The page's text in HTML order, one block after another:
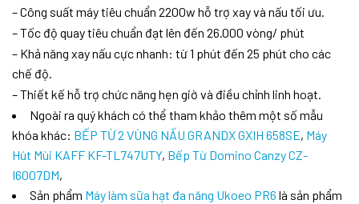
– Công suất máy tiêu chuẩn 2200w hỗ trợ xay và nấu tối ưu.
– Tốc độ quay tiêu chuẩn đạt lên đến 26.000 vòng/ phút
– Khả năng xay nấu cực nhanh: từ 1 phút đến 25 phút cho các
chế độ.
– Thiết kế hỗ trợ chức năng hẹn giờ và điều chỉnh linh hoạt.
Ngoài ra quý khách có thể tham khảo thêm một số mẫu
khóa khác: BẾP TỪ 2 VÙNG NẤU GRANDX GXIH 658SE, Máy
Hút Mùi KAFF KF-TL747UTY, Bếp Từ Domino Canzy CZ-
I6007DM,
Sản phẩm Máy làm sữa hạt đa năng Ukoeo PR6 là sản phẩm